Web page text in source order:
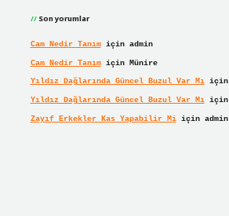
Son yorumlar
Cam Nedir Tanımiçin admin
Cam Nedir Tanımiçin Münire
Yıldız Dağlarında Güncel Buzul Var Mıiçin
Yıldız Dağlarında Güncel Buzul Var Mıiçin
Zayıf Erkekler Kas Yapabilir Miiçin admin